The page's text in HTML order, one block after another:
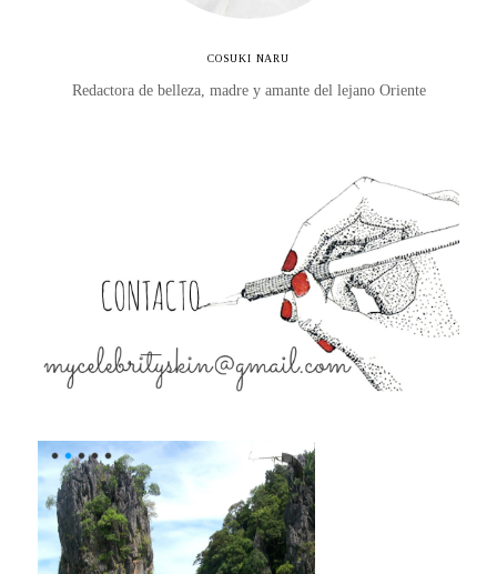
COSUKI NARU
Redactora de belleza, madre y amante del lejano Oriente